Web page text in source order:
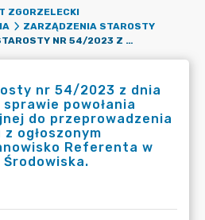
ZGORZELECKI
ZARZĄDZENIA STAROSTY
ZARZĄDZENIE STAROSTY NR 54/2023 Z DNIA 28 LIPCA 2023 R. W SPRAWIE POWOŁANIA KOMISJI REKRUTACYJNEJ DO PRZEPROWADZENIA NABORU W ZWIĄZKU Z OGŁOSZONYM KONKURSEM NA STANOWISKO REFERENTA W WYDZIALE OCHRONY ŚRODOWISKA.
nr 54/2023 z dnia
powołania
do przeprowadzenia
ogłoszonym
Referenta w
Środowiska.